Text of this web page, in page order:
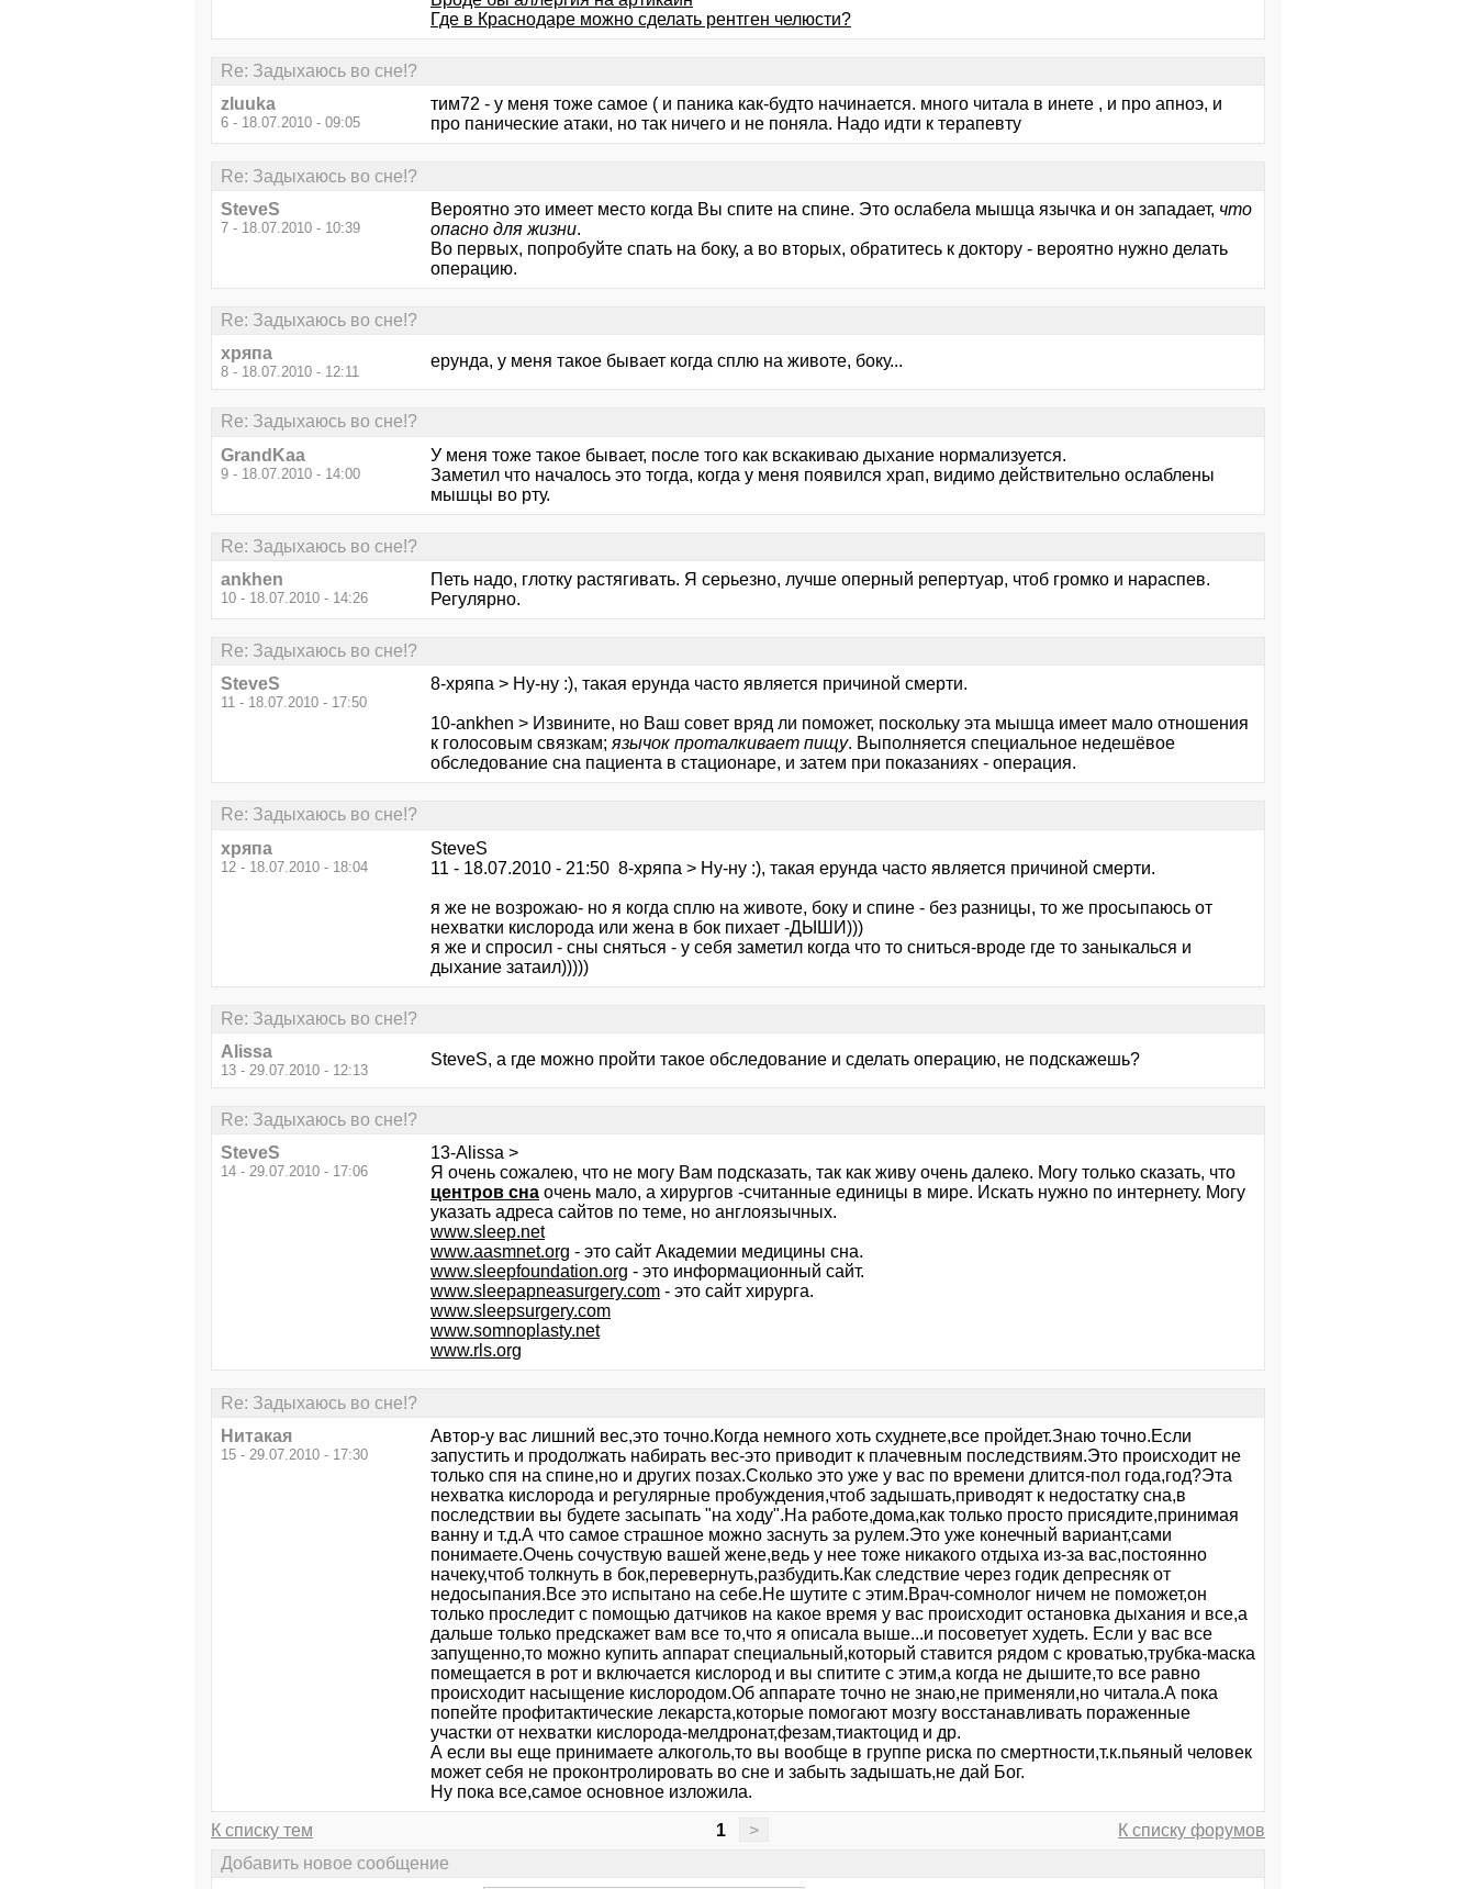
Где в Краснодаре можно сделать рентген челюсти?
Re: Задыхаюсь во сне!?
zluuka
6 - 18.07.2010 - 09:05
тим72 - у меня тоже самое ( и паника как-будто начинается. много читала в инете , и про апноэ, и
про панические атаки, но так ничего и не поняла. Надо идти к терапевту
Re: Задыхаюсь во сне!?
SteveS
7 - 18.07.2010 - 10:39
Вероятно это имеет место когда Вы спите на спине. Это ослабела мышца язычка и он западает, что
опасно для жизни.
Во первых, попробуйте спать на боку, а во вторых, обратитесь к доктору - вероятно нужно делать
операцию.
Re: Задыхаюсь во сне!?
хряпа
8 - 18.07.2010 - 12:11
ерунда, у меня такое бывает когда сплю на животе, боку...
Re: Задыхаюсь во сне!?
GrandKaa
9 - 18.07.2010 - 14:00
У меня тоже такое бывает, после того как вскакиваю дыхание нормализуется.
Заметил что началось это тогда, когда у меня появился храп, видимо действительно ослаблены
мышцы во рту.
Re: Задыхаюсь во сне!?
ankhen
10 - 18.07.2010 - 14:26
Петь надо, глотку растягивать. Я серьезно, лучше оперный репертуар, чтоб громко и нараспев.
Регулярно.
Re: Задыхаюсь во сне!?
SteveS
11 - 18.07.2010 - 17:50
8-хряпа > Ну-ну :), такая ерунда часто является причиной смерти.
10-ankhen > Извините, но Ваш совет вряд ли поможет, поскольку эта мышца имеет мало отношения
к голосовым связкам; язычок проталкивает пищу. Выполняется специальное недешёвое
обследование сна пациента в стационаре, и затем при показаниях - операция.
Re: Задыхаюсь во сне!?
хряпа
12 - 18.07.2010 - 18:04
SteveS
11 - 18.07.2010 - 21:50 8-хряпа > Ну-ну :), такая ерунда часто является причиной смерти.
я же не возрожаю- но я когда сплю на животе, боку и спине - без разницы, то же просыпаюсь от
нехватки кислорода или жена в бок пихает -ДЫШИ)))
я же и спросил - сны сняться - у себя заметил когда что то сниться-вроде где то заныкалься и
дыхание затаил)))))
Re: Задыхаюсь во сне!?
Alissa
13 - 29.07.2010 - 12:13
SteveS, а где можно пройти такое обследование и сделать операцию, не подскажешь?
Re: Задыхаюсь во сне!?
SteveS
14 - 29.07.2010 - 17:06
13-Alissa >
Я очень сожалею, что не могу Вам подсказать, так как живу очень далеко. Могу только сказать, что
центров сна очень мало, а хирургов -считанные единицы в мире. Искать нужно по интернету. Могу
указать адреса сайтов по теме, но англоязычных.
www.sleep.net
www.aasmnet.org - это сайт Академии медицины сна.
www.sleepfoundation.org - это информационный сайт.
www.sleepapneasurgery.com - это сайт хирурга.
www.sleepsurgery.com
www.somnoplasty.net
www.rls.org
Re: Задыхаюсь во сне!?
Нитакая
15 - 29.07.2010 - 17:30
Автор-у вас лишний вес,это точно.Когда немного хоть схуднете,все пройдет.Знаю точно.Если
запустить и продолжать набирать вес-это приводит к плачевным последствиям.Это происходит не
только спя на спине,но и других позах.Сколько это уже у вас по времени длится-пол года,год?Эта
нехватка кислорода и регулярные пробуждения,чтоб задышать,приводят к недостатку сна,в
последствии вы будете засыпать "на ходу".На работе,дома,как только просто присядите,принимая
ванну и т.д.А что самое страшное можно заснуть за рулем.Это уже конечный вариант,сами
понимаете.Очень сочуствую вашей жене,ведь у нее тоже никакого отдыха из-за вас,постоянно
начеку,чтоб толкнуть в бок,перевернуть,разбудить.Как следствие через годик депресняк от
недосыпания.Все это испытано на себе.Не шутите с этим.Врач-сомнолог ничем не поможет,он
только проследит с помощью датчиков на какое время у вас происходит остановка дыхания и все,а
дальше только предскажет вам все то,что я описала выше...и посоветует худеть. Если у вас все
запущенно,то можно купить аппарат специальный,который ставится рядом с кроватью,трубка-маска
помещается в рот и включается кислород и вы спитите с этим,а когда не дышите,то все равно
происходит насыщение кислородом.Об аппарате точно не знаю,не применяли,но читала.А пока
попейте профитактические лекарста,которые помогают мозгу восстанавливать пораженные
участки от нехватки кислорода-мелдронат,фезам,тиактоцид и др.
А если вы еще принимаете алкоголь,то вы вообще в группе риска по смертности,т.к.пьяный человек
может себя не проконтролировать во сне и забыть задышать,не дай Бог.
Ну пока все,самое основное изложила.
К списку тем 1 >
К списку форумов
Добавить новое сообщение